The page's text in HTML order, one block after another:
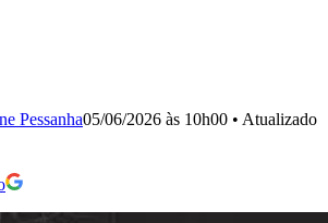
Pessanha05/06/2026 às 10h00 • Atualizado